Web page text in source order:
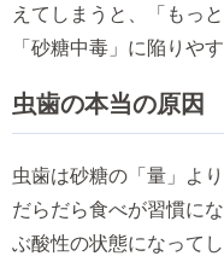
えてしまうと、「もっ
「砂糖中毒」に陥りや
虫歯の本当の原因
虫歯は砂糖の「量」よ
だらだら食べが習慣に
ぶ酸性の状態になってし